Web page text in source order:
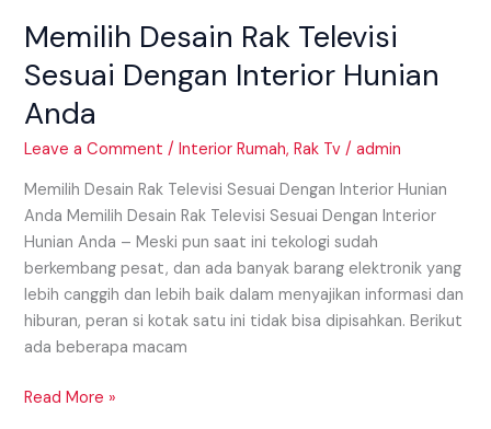
Memilih Desain Rak Televisi
Sesuai Dengan Interior Hunian
Anda
Leave a Comment /Interior Rumah,Rak Tv /admin
Memilih Desain Rak Televisi Sesuai Dengan Interior Hunian
Anda Memilih Desain Rak Televisi Sesuai Dengan Interior
Hunian Anda – Meski pun saat ini tekologi sudah
berkembang pesat, dan ada banyak barang elektronik yang
lebih canggih dan lebih baik dalam menyajikan informasi dan
hiburan, peran si kotak satu ini tidak bisa dipisahkan. Berikut
ada beberapa macam
Read More »